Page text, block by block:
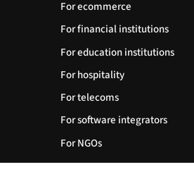
For ecommerce
For financial institutions
For education institutions
For hospitality
For telecoms
For software integrators
For NGOs